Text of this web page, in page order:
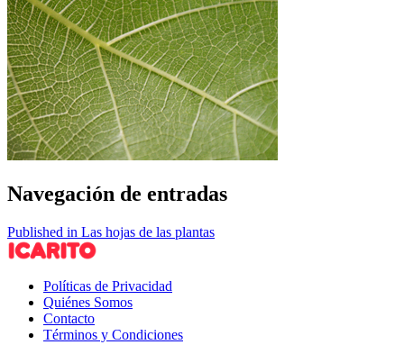
Navegación de entradas
Published in Las hojas de las plantas
Políticas de Privacidad
Quiénes Somos
Contacto
Términos y Condiciones